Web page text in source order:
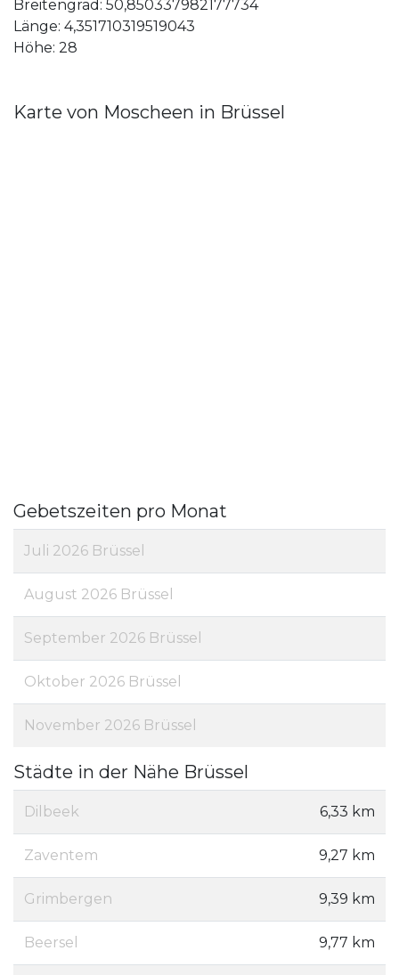
Breitengrad: 50,850337982177734
Länge: 4,351710319519043
Höhe: 28
Karte von Moscheen in Brüssel
Gebetszeiten pro Monat
Juli 2026 Brüssel
August 2026 Brüssel
September 2026 Brüssel
Oktober 2026 Brüssel
November 2026 Brüssel
Städte in der Nähe Brüssel
Dilbeek 6,33 km
Zaventem 9,27 km
Grimbergen 9,39 km
Beersel 9,77 km